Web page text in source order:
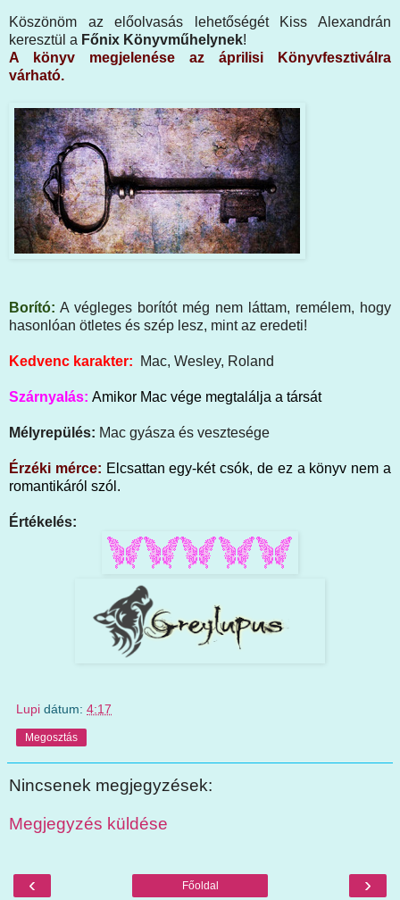
Köszönöm az előolvasás lehetőségét Kiss Alexandrán
keresztül a Főnix Könyvműhelynek!
A könyv megjelenése az áprilisi Könyvfesztiválra
várható.
Borító: A végleges borítót még nem láttam, remélem, hogy
hasonlóan ötletes és szép lesz, mint az eredeti!
Kedvenc karakter: Mac, Wesley, Roland
Szárnyalás: Amikor Mac vége megtalálja a társát
Mélyrepülés: Mac gyásza és vesztesége
Érzéki mérce: Elcsattan egy-két csók, de ez a könyv nem a
romantikáról szól.
Értékelés:
Lupi dátum: 4:17
Megosztás
Nincsenek megjegyzések:
Megjegyzés küldése
‹ ›
Főoldal